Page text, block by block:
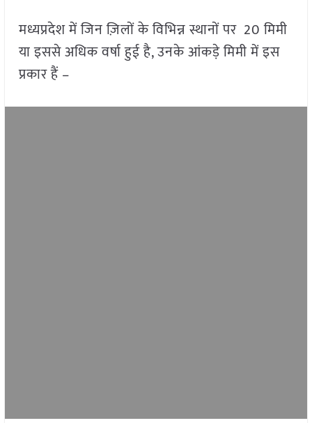
मध्यप्रदेश में जिन ज़िलों के विभिन्न स्थानों पर 20 मिमी
या इससे अधिक वर्षा हुई है, उनके आंकड़े मिमी में इस
प्रकार हैं –